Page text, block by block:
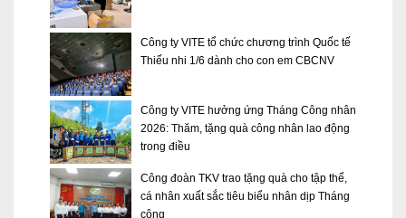
Công ty VITE tổ chức chương trình Quốc tế
Thiếu nhi 1/6 dành cho con em CBCNV
Công ty VITE hưởng ứng Tháng Công nhân
2026: Thăm, tặng quà công nhân lao động
trong điều
Công đoàn TKV trao tặng quà cho tập thể,
cá nhân xuất sắc tiêu biểu nhân dịp Tháng
công